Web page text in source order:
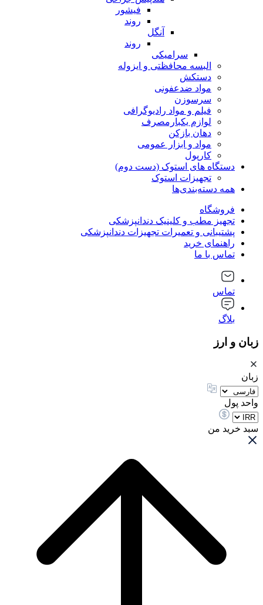
فیشور
روند
آنگل
روند
سرامیکی
البسه محافظتی و ایزوله
دستکش
مواد ضدعفونی
سرسوزن
فیلم و مواد رادیوگرافی
لوازم یکبارمصرف
دهان بازکن
مواد و ابزار عمومی
کارپول
دستگاه های استوک (دست دوم)
تجهیزات استوک
همه دسته‌بندی‌ها
فروشگاه
تجهیز مطب و کلینیک دندانپزشکی
پشتیبانی و تعمیرات تجهیزات دندانپزشکی
راهنمای خرید
تماس با ما
تماس
بلاگ
زبان و ارز
زبان
واحد پول
سبد خرید من